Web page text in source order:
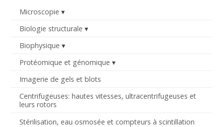
Microscopie
Biologie structurale
Biophysique
Protéomique et génomique
Imagerie de gels et blots
Centrifugeuses: hautes vitesses, ultracentrifugeuses et
leurs rotors
Stérilisation, eau osmosée et compteurs à scintillation